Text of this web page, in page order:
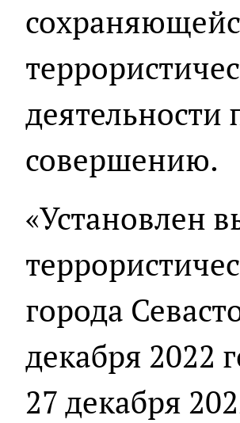
деятельности
совершению.
«Установлен
города
декабря 2022
27 декабря